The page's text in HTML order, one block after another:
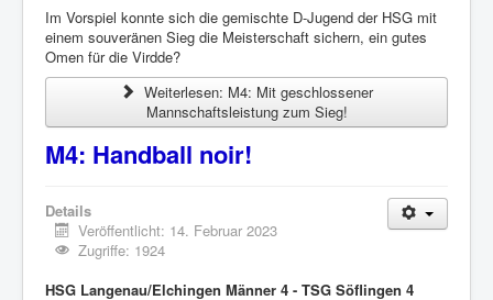
Im Vorspiel konnte sich die gemischte D-Jugend der HSG mit
einem souveränen Sieg die Meisterschaft sichern, ein gutes
Omen für die Virdde?
Weiterlesen: M4: Mit geschlossener
Mannschaftsleistung zum Sieg!
M4: Handball noir!
Details
Veröffentlicht: 14. Februar 2023
Zugriffe: 1924
HSG Langenau/Elchingen Männer 4 - TSG Söflingen 4